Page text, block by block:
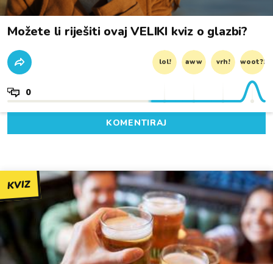
Možete li riješiti ovaj VELIKI kviz o glazbi?
lol! aww vrh! woot?!
0
KOMENTIRAJ
KVIZ